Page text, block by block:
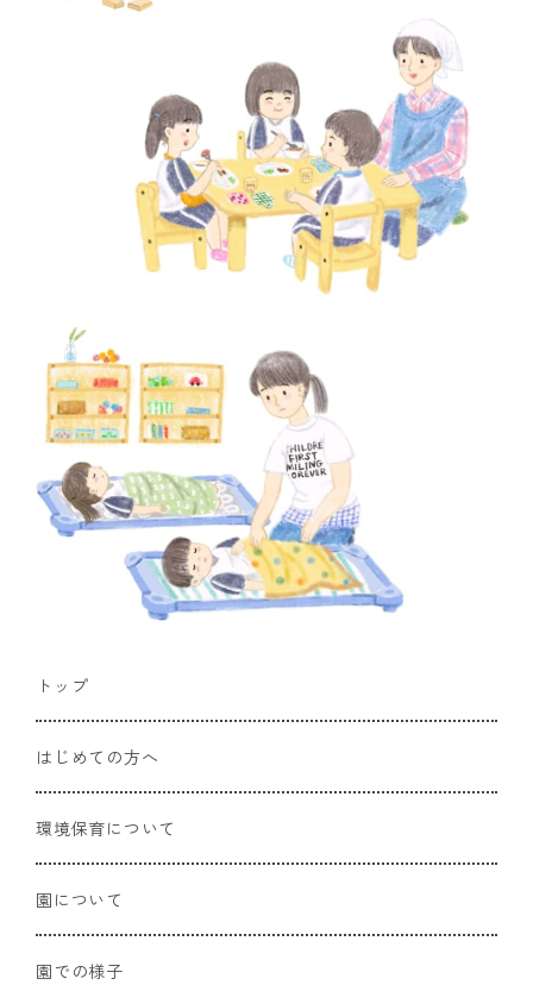
トップ
はじめての方へ
環境保育について
園について
園での様子